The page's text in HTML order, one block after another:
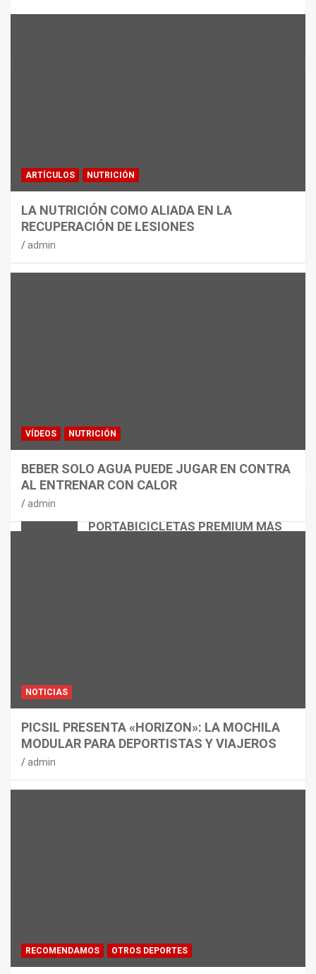
PORTABICICLETAS PREMIUM MÁS
ARTÍCULOS NUTRICIÓN
LA NUTRICIÓN COMO ALIADA EN LA
RECUPERACIÓN DE LESIONES
admin
VÍDEOS NUTRICIÓN
BEBER SOLO AGUA PUEDE JUGAR EN CONTRA
AL ENTRENAR CON CALOR
admin
NOTICIAS
PICSIL PRESENTA «HORIZON»: LA MOCHILA
MODULAR PARA DEPORTISTAS Y VIAJEROS
admin
RECOMENDAMOS OTROS DEPORTES